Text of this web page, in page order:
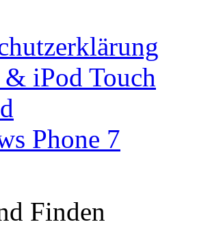
& iPod Touch
Phone 7
Finden